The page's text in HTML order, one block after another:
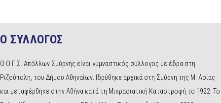
Ο ΣΥΛΛΟΓΟΣ
Ο Ο Γ.Σ. Απόλλων Σμύρνης είναι γυμναστικός σύλλογος με έδρα στη
Ριζούπολη, του Δήμου Αθηναίων. Ιδρύθηκε αρχικά στη Σμύρνη της Μ. Ασίας
και μεταφέρθηκε στην Αθήνα κατά τη Μικρασιατική Καταστροφή το 1922. Το